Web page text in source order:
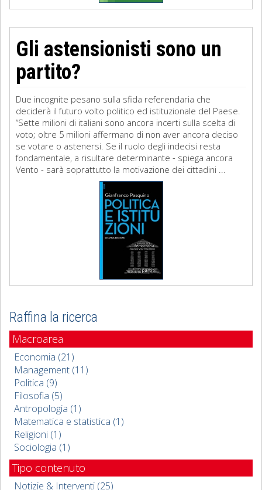
Gli astensionisti sono un
partito?
Due incognite pesano sulla sfida referendaria che
deciderà il futuro volto politico ed istituzionale del Paese.
“Sette milioni di italiani sono ancora incerti sulla scelta di
voto; oltre 5 milioni affermano di non aver ancora deciso
se votare o astenersi. Se il ruolo degli indecisi resta
fondamentale, a risultare determinante - spiega ancora
Vento - sarà soprattutto la motivazione dei cittadini ...
Raffina la ricerca
Macroarea
Economia (21)
Management (11)
Politica (9)
Filosofia (5)
Antropologia (1)
Matematica e statistica (1)
Religioni (1)
Sociologia (1)
Tipo contenuto
Notizie & Interventi (25)